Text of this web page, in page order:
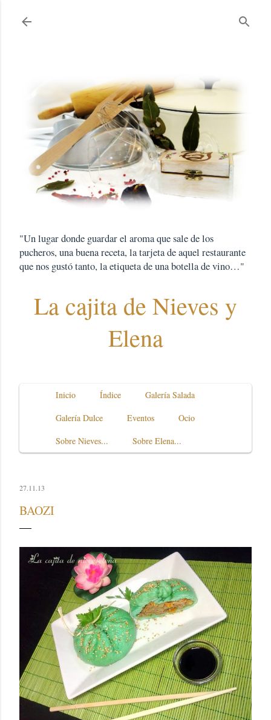
"Un lugar donde guardar el aroma que sale de los
pucheros, una buena receta, la tarjeta de aquel restaurante
que nos gustó tanto, la etiqueta de una botella de vino…"
La cajita de Nieves y
Elena
Inicio Índice
Galería Salada
Galería Dulce
Eventos
Ocio
Sobre Nieves...
Sobre Elena...
27.11.13
BAOZI